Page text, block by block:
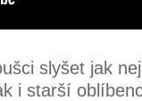
slyšet jak
i starší